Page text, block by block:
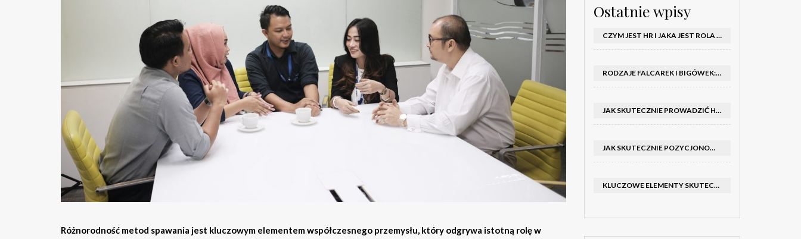
Różnorodność metod spawania jest kluczowym elementem współczesnego przemysłu, który odgrywa istotną rolę w
Ostatnie wpisy
CZYM JEST HR I JAKA JEST ROLA DZIAŁU HR W FIRMIE
RODZAJE FALCAREK I BIGÓWEK: JAKIE WYBRAĆ DO PRODUKCJI?
JAK SKUTECZNIE PROWADZIĆ HOSTESSY NA TARGACH: PORADNIK I SZKOLENIA
JAK SKUTECZNIE POZYCJONOWAĆ SKLEP SHOPER: KLUCZOWE KROKI I STRATEGIE
KLUCZOWE ELEMENTY SKUTECZNEGO KATALOGU FIRMOWEGO I BROSZURY